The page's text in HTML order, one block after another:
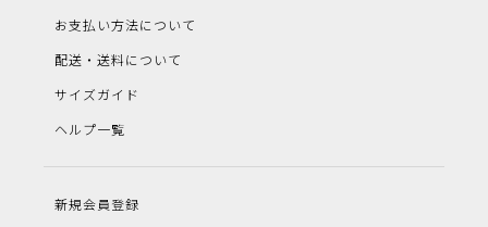
お支払い方法について
配送・送料について
サイズガイド
ヘルプ一覧
新規会員登録